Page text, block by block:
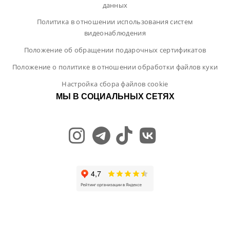
данных
Политика в отношении использования систем
видеонаблюдения
Положение об обращении подарочных сертификатов
Положение о политике в отношении обработки файлов куки
Настройка сбора файлов cookie
МЫ В СОЦИАЛЬНЫХ СЕТЯХ